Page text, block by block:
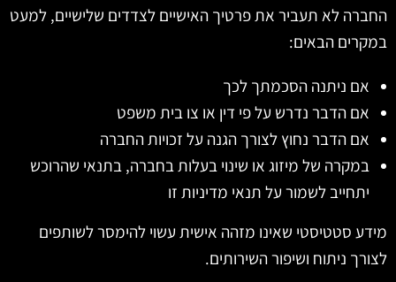
החברה לא תעביר את פרטיך האישיים לצדדים שלישיים, למעט
במקרים הבאים:
אם ניתנה הסכמתך לכך
אם הדבר נדרש על פי דין או צו בית משפט
אם הדבר נחוץ לצורך הגנה על זכויות החברה
במקרה של מיזוג או שינוי בעלות בחברה, בתנאי שהרוכש
יתחייב לשמור על תנאי מדיניות זו
מידע סטטיסטי שאינו מזהה אישית עשוי להימסר לשותפים
לצורך ניתוח ושיפור השירותים.